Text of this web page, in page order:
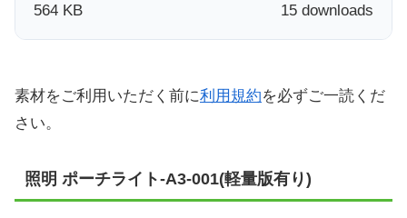
15 downloads
564 KB
素材をご利用いただく前に利用規約を必ずご一読くだ
さい。
照明 ポーチライト-A3-001(軽量版有り)